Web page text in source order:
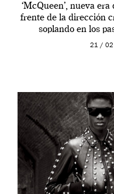
‘McQueen’, nueva
frente de la dirección
soplando en los
McQueen
21 /